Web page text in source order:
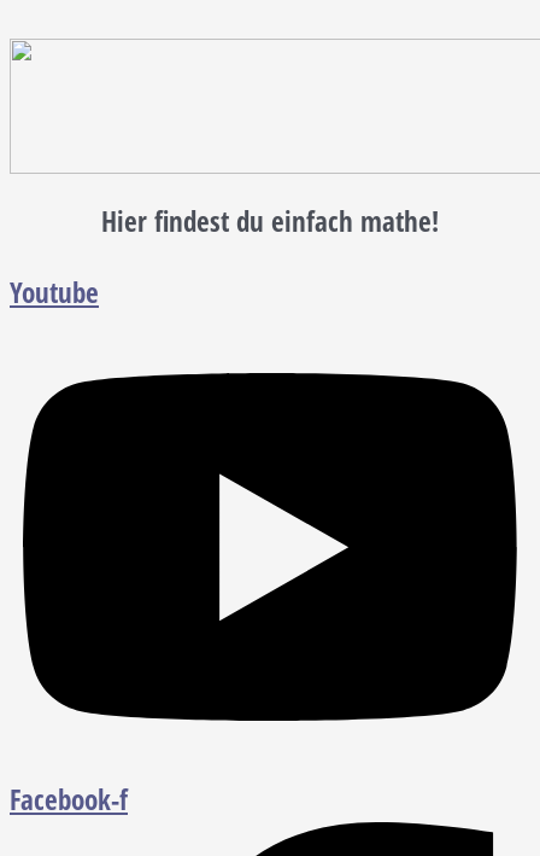
Hier findest du einfach mathe!
Youtube
Facebook-f